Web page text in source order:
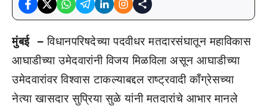
मुंबई – विधानपरिषदेच्या पदवीधर मतदारसंघातून महाविकास
आघाडीच्या उमेदवारांनी विजय मिळविला असून आघाडीच्या
उमेदवारांवर विश्वास टाकल्याबद्दल राष्ट्रवादी काँग्रेसच्या
नेत्या खासदार सुप्रिया सुळे यांनी मतदारांचे आभार मानले